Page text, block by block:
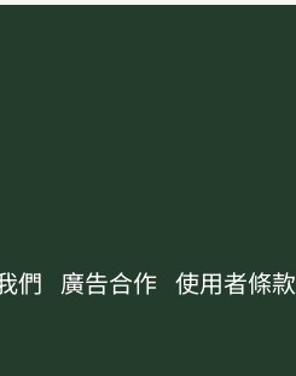
們 廣告合作 使用者條款